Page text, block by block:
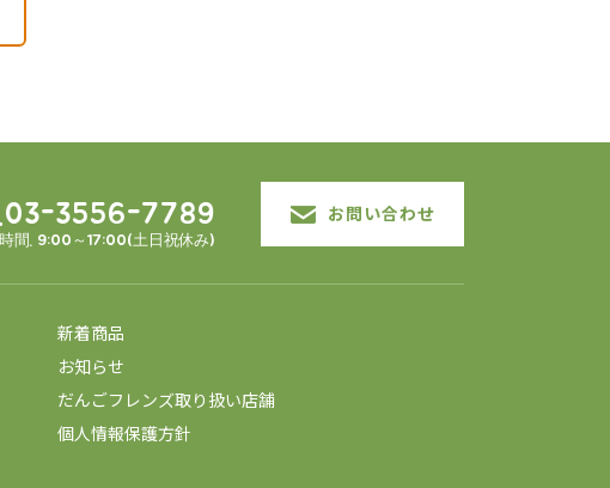
3556-7789
間. 9:00～17:00(土日祝休み)
お問い合わせ
新着商品
お知らせ
だんごフレンズ取り扱い店舗
個人情報保護方針